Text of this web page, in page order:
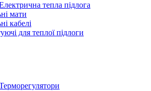
тепла підлога
мати
кабелі
для теплої підлоги